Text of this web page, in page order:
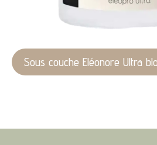
Sous couche Eléonore Ultra